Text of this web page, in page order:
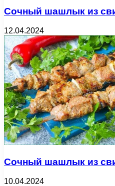
Сочный шашлык из
12.04.2024
Сочный шашлык из
10.04.2024